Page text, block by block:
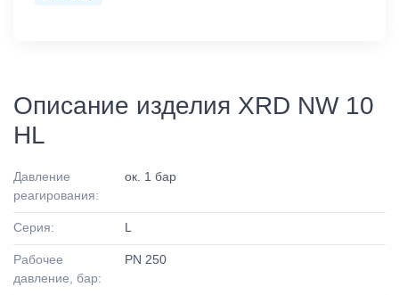
Описание изделия XRD NW 10
HL
Давление
реагирования:
ок. 1 бар
Серия: L
Рабочее
давление, бар:
PN 250